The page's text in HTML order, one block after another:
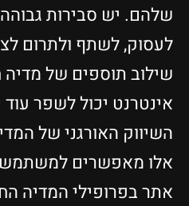
שלהם. יש סבירות
לעסוק, לשתף ולתרום
שילוב תוספים של
אינטרנט יכול לשפר
השיווק האורגני של
אלו מאפשרים
אתר בפרופילי המדיה